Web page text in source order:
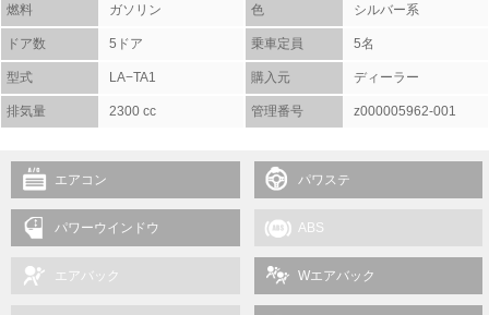
燃料 ガソリン 色 シルバー系
ドア数 5ドア 乗車定員 5名
型式 LA−TA1 購入元 ディーラー
排気量 2300 cc 管理番号 z000005962-001
エアコン パワステ
パワーウインドウ ABS
エアバック Wエアバック